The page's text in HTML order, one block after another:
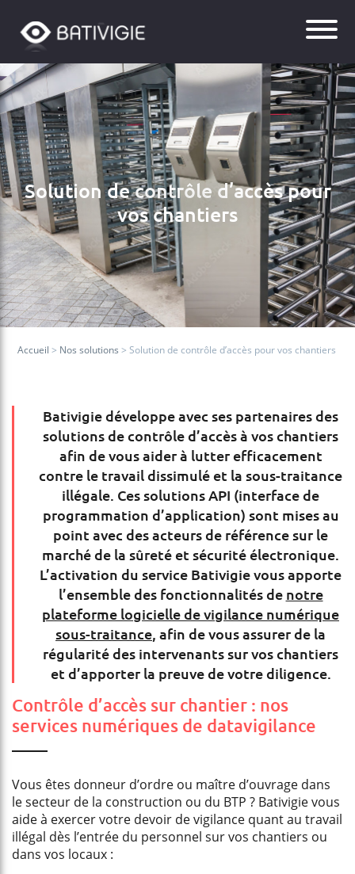
Solution de contrôle d’accès pour
vos chantiers
Accueil > Nos solutions >Solution de contrôle d’accès pour vos chantiers
Bativigie développe avec ses partenaires des
solutions de contrôle d’accès à vos chantiers
afin de vous aider à lutter efficacement
contre le travail dissimulé et la sous-traitance
illégale. Ces solutions API (interface de
programmation d’application) sont mises au
point avec des acteurs de référence sur le
marché de la sûreté et sécurité électronique.
L’activation du service Bativigie vous apporte
l’ensemble des fonctionnalités de notre
plateforme logicielle de vigilance numérique
sous-traitance, afin de vous assurer de la
régularité des intervenants sur vos chantiers
et d’apporter la preuve de votre diligence.
Contrôle d’accès sur chantier : nos
services numériques de datavigilance
Vous êtes donneur d’ordre ou maître d’ouvrage dans
le secteur de la construction ou du BTP ? Bativigie vous
aide à exercer votre devoir de vigilance quant au travail
illégal dès l’entrée du personnel sur vos chantiers ou
dans vos locaux :